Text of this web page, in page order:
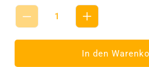
Verringere
Erhöhe
für
In den